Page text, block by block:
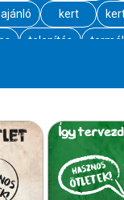
kert
telepítés